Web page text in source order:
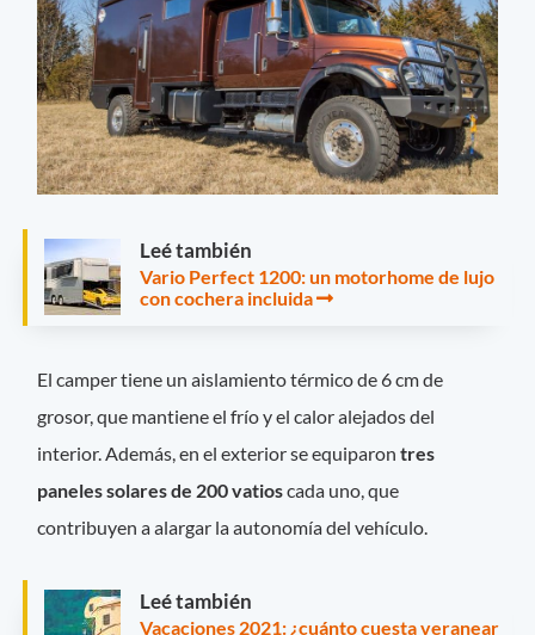
Leé también
Vario Perfect 1200: un motorhome de lujo
con cochera incluida
El camper tiene un aislamiento térmico de 6 cm de
grosor, que mantiene el frío y el calor alejados del
interior. Además, en el exterior se equiparontres
paneles solares de 200 vatioscada uno, que
contribuyen a alargar la autonomía del vehículo.
Leé también
Vacaciones 2021: ¿cuánto cuesta veranear